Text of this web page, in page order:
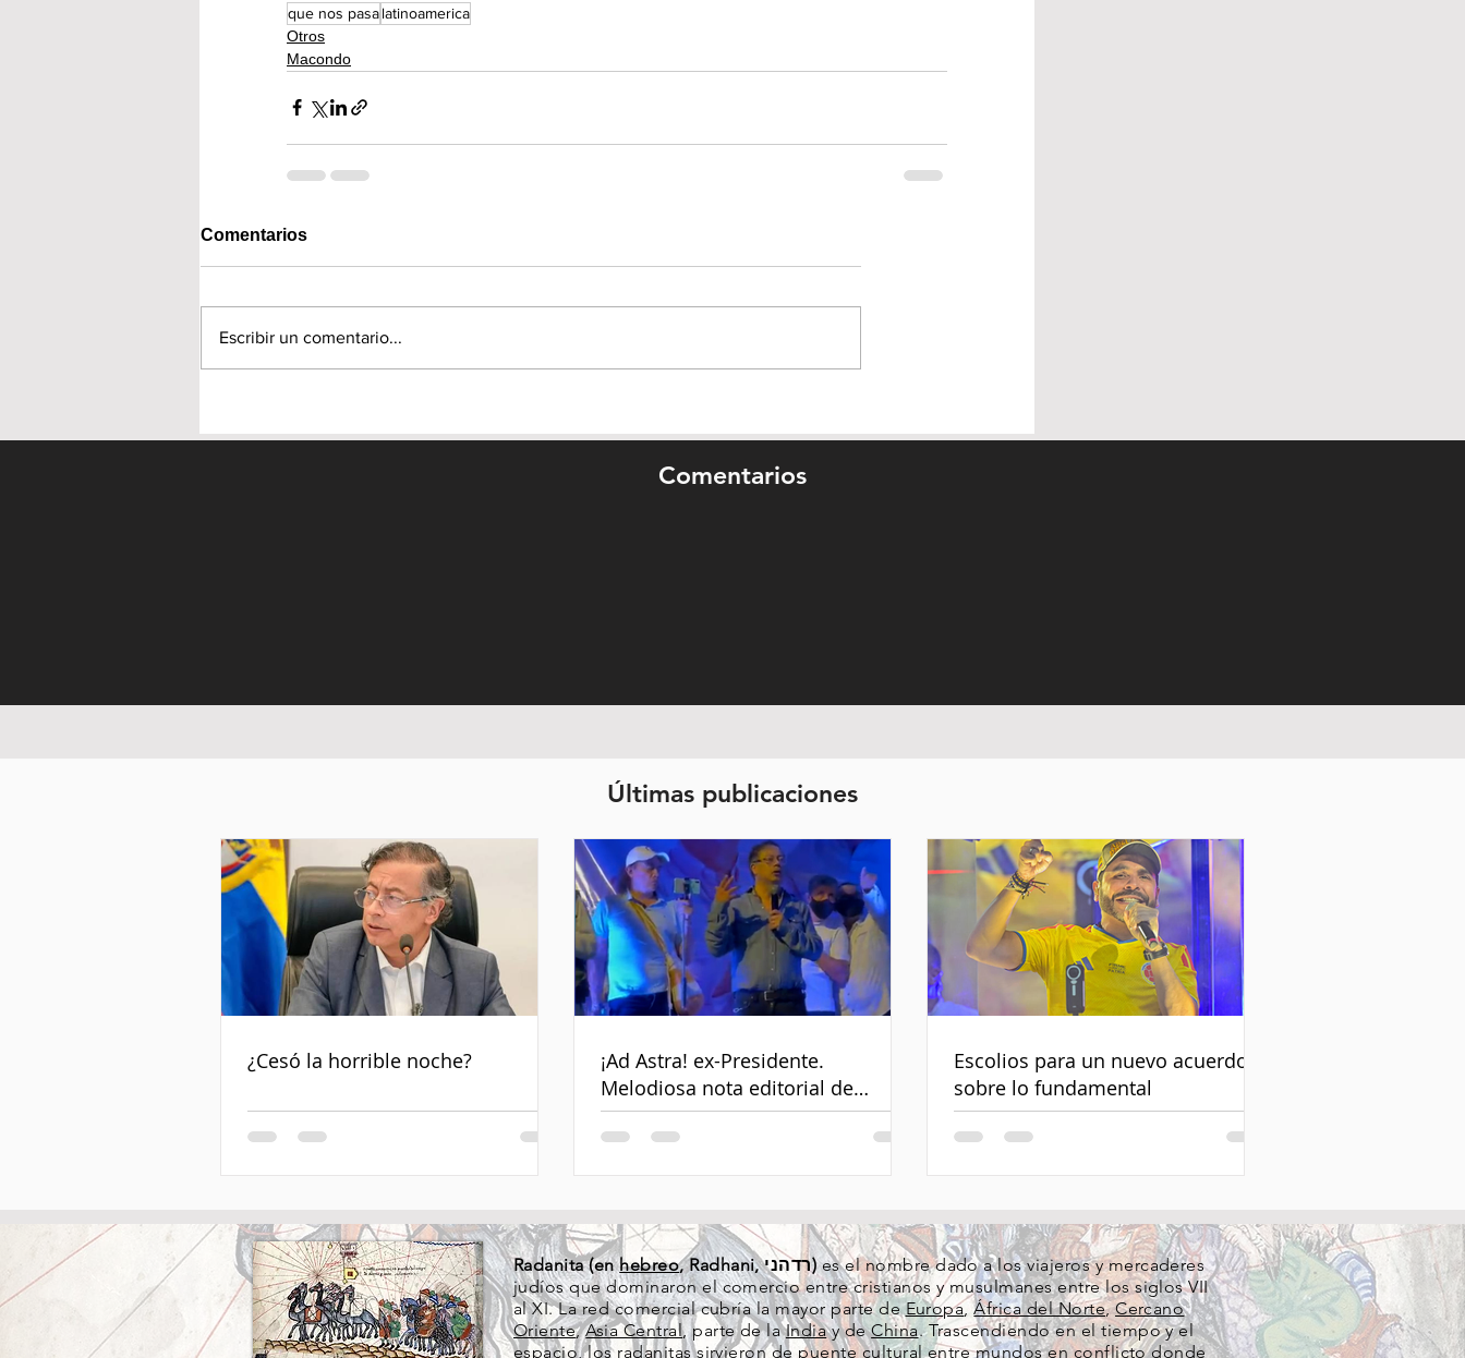
que nos pasalatinoamerica
Otros
Macondo
Comentarios
Escribir un comentario...
Comentarios
Últimas publicaciones
¿Cesó la horrible noche?
¡Ad Astra! ex-Presidente.
Melodiosa nota editorial de
despedida
Escolios para un nuevo acuerdo
sobre lo fundamental
Radanita (enhebreo , Radhani, רדהני)es el nombre dado a los viajeros y mercaderes
judíos que dominaron el comercio entre cristianos y musulmanes entre los siglos VII
al XI. La red comercial cubría la mayor parte deEuropa,África del Norte,Cercano
Oriente,Asia Central, parte de laIndiay deChina. Trascendiendo en el tiempo y el
espacio, los radanitas sirvieron de puente cultural entre mundos en conflicto donde